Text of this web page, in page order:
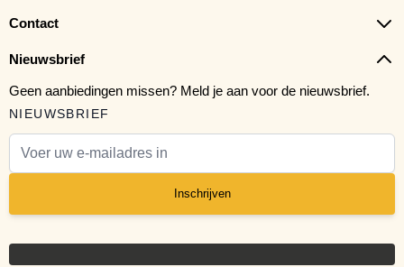
Contact
Nieuwsbrief
Geen aanbiedingen missen? Meld je aan voor de nieuwsbrief.
NIEUWSBRIEF
Inschrijven